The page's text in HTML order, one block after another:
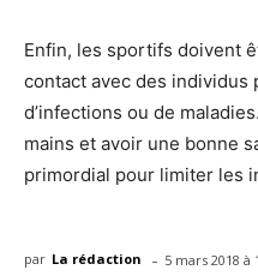
Enfin, les sportifs doivent
contact avec des individus
d’infections ou de
mains et avoir une bonne
primordial pour limiter les
par La rédaction - 5 mars 2018 à